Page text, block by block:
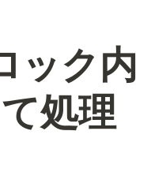
ック内
処理